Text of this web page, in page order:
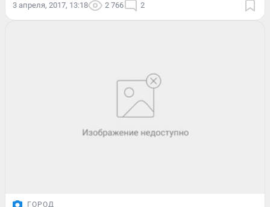
3 апреля, 2017, 13:18 2 766 2
ГОРОД